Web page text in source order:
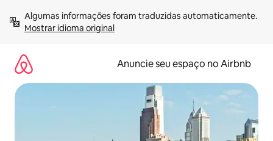
para
Mostrar idioma original
Anuncie seu espaço no Airbnb